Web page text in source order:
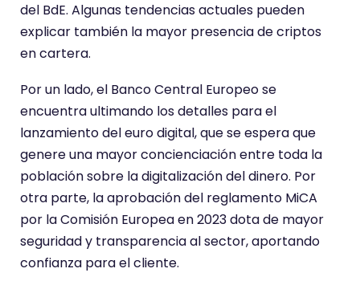
del BdE. Algunas tendencias actuales pueden
explicar también la mayor presencia de criptos
en cartera.
Por un lado, el Banco Central Europeo se
encuentra ultimando los detalles para el
lanzamiento del euro digital, que se espera que
genere una mayor concienciación entre toda la
población sobre la digitalización del dinero. Por
otra parte, la aprobación del reglamento MiCA
por la Comisión Europea en 2023 dota de mayor
seguridad y transparencia al sector, aportando
confianza para el cliente.